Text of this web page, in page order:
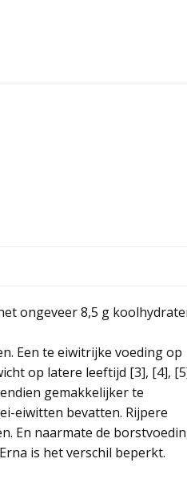
ongeveer 8,5 g
Een te eiwitrijke voeding op
op latere leeftijd [3], [4],
gemakkelijker te
eiwitten bevatten. Rijpere
En naarmate de
is het verschil beperkt.